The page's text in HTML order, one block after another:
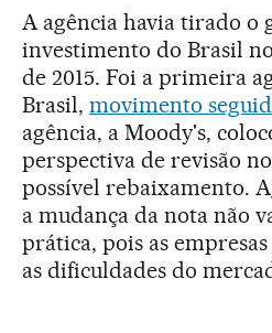
A agência havia tirado o
investimento do Brasil
de 2015. Foi a primeira
Brasil, movimento
agência, a Moody's,
perspectiva de revisão
possível rebaixamento.
a mudança da nota não
prática, pois as
as dificuldades do